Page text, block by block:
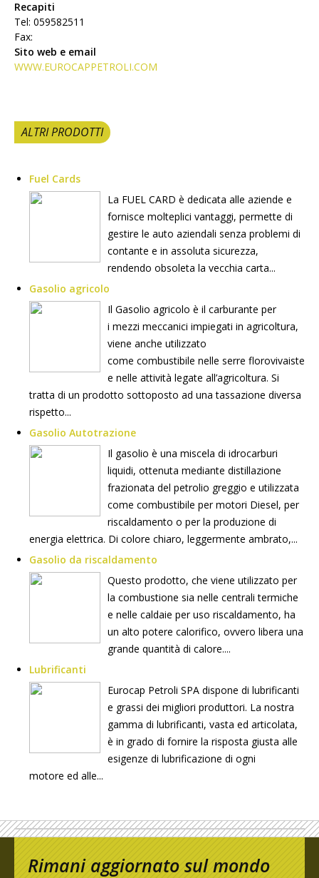
Recapiti
Tel: 059582511
Fax:
Sito web e email
WWW.EUROCAPPETROLI.COM
ALTRI PRODOTTI
Fuel Cards
La FUEL CARD è dedicata alle aziende e
fornisce molteplici vantaggi, permette di
gestire le auto aziendali senza problemi di
contante e in assoluta sicurezza,
rendendo obsoleta la vecchia carta...
Gasolio agricolo
Il Gasolio agricolo è il carburante per
i mezzi meccanici impiegati in agricoltura,
viene anche utilizzato
come combustibile nelle serre florovivaiste
e nelle attività legate all’agricoltura. Si
tratta di un prodotto sottoposto ad una tassazione diversa
rispetto...
Gasolio Autotrazione
Il gasolio è una miscela di idrocarburi
liquidi, ottenuta mediante distillazione
frazionata del petrolio greggio e utilizzata
come combustibile per motori Diesel, per
riscaldamento o per la produzione di
energia elettrica. Di colore chiaro, leggermente ambrato,...
Gasolio da riscaldamento
Questo prodotto, che viene utilizzato per
la combustione sia nelle centrali termiche
e nelle caldaie per uso riscaldamento, ha
un alto potere calorifico, ovvero libera una
grande quantità di calore....
Lubrificanti
Eurocap Petroli SPA dispone di lubrificanti
e grassi dei migliori produttori. La nostra
gamma di lubrificanti, vasta ed articolata,
è in grado di fornire la risposta giusta alle
esigenze di lubrificazione di ogni
motore ed alle...
Rimani aggiornato sul mondo